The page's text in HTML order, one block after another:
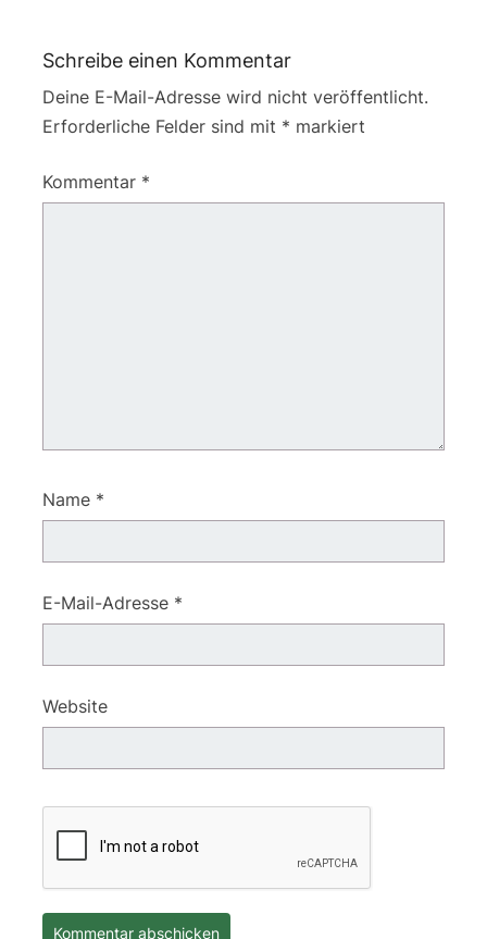
Schreibe einen Kommentar
Deine E-Mail-Adresse wird nicht veröffentlicht.
Erforderliche Felder sind mit * markiert
Kommentar *
Name *
E-Mail-Adresse *
Website